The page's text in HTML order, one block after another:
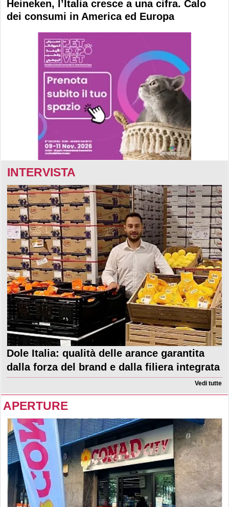
Heineken, l’Italia cresce a una cifra. Calo
dei consumi in America ed Europa
INTERVISTA
Dole Italia: qualità delle arance garantita
dalla forza del brand e dalla filiera integrata
Vedi tutte
APERTURE